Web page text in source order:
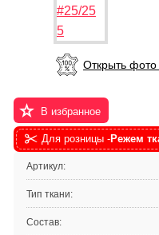
Открыть
В избранное
Для розницы -Режем
Артикул:
Тип ткани:
Состав: